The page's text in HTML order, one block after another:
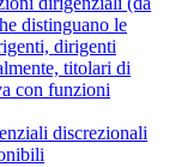
distinguano le
dirigenti
titolari di
con funzioni
discrezionali